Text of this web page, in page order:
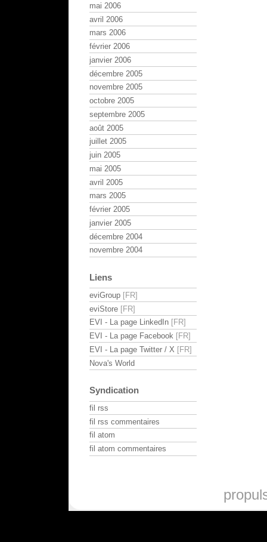
mai 2006
avril 2006
mars 2006
février 2006
janvier 2006
décembre 2005
novembre 2005
octobre 2005
septembre 2005
août 2005
juillet 2005
juin 2005
mai 2005
avril 2005
mars 2005
février 2005
janvier 2005
décembre 2004
novembre 2004
Liens
eviGroup
eviStore
EVI - La page LinkedIn
EVI - La page Facebook
EVI - La page Twitter / X
Nova's World
Syndication
fil rss
fil rss commentaires
fil atom
fil atom commentaires